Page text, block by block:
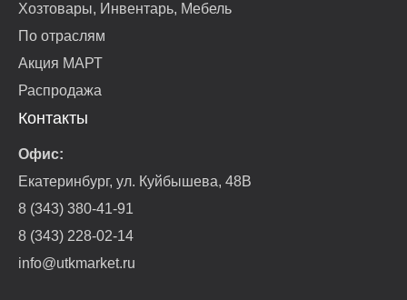
Хозтовары, Инвентарь, Мебель
По отраслям
Акция МАРТ
Распродажа
Контакты
Офис:
Екатеринбург, ул. Куйбышева, 48В
8 (343) 380-41-91
8 (343) 228-02-14
info@utkmarket.ru